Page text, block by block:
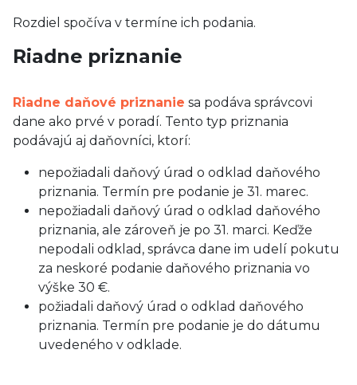
Rozdiel spočíva v termíne ich podania.
Riadne priznanie
Riadne daňové priznanie sa podáva správcovi
dane ako prvé v poradí. Tento typ priznania
podávajú aj daňovníci, ktorí:
nepožiadali daňový úrad o odklad daňového
priznania. Termín pre podanie je 31. marec.
nepožiadali daňový úrad o odklad daňového
priznania, ale zároveň je po 31. marci. Keďže
nepodali odklad, správca dane im udelí pokutu
za neskoré podanie daňového priznania vo
výške 30 €.
požiadali daňový úrad o odklad daňového
priznania. Termín pre podanie je do dátumu
uvedeného v odklade.